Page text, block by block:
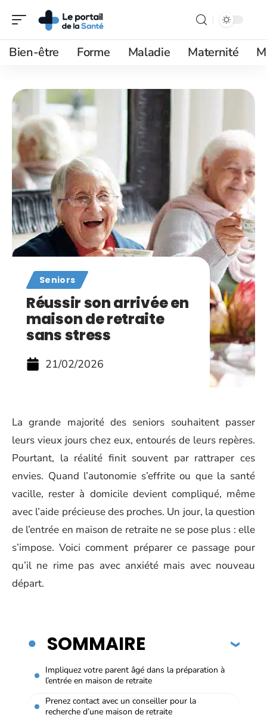
Bien-être Forme Maladie Maternité
Seniors
Réussir son arrivée en
maison de retraite
sans stress
21/02/2026
La grande majorité des seniors souhaitent passer
leurs vieux jours chez eux, entourés de leurs repères.
Pourtant, la réalité finit souvent par rattraper ces
envies. Quand l’autonomie s’effrite ou que la santé
vacille, rester à domicile devient compliqué, même
avec l’aide précieuse des proches. Un jour, la question
de l’entrée en maison de retraite ne se pose plus : elle
s’impose. Voici comment préparer ce passage pour
qu’il ne rime pas avec anxiété mais avec nouveau
départ.
SOMMAIRE
Impliquez votre parent âgé dans la préparation à
l’entrée en maison de retraite
Prenez contact avec un conseiller pour la
recherche d’une maison de retraite